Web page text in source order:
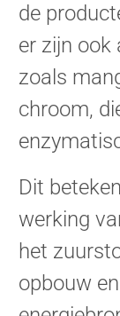
de
er zijn ook
zoals
chroom,
Dit
werking
het
opbouw